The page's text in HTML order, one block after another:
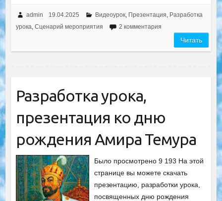
admin 19.04.2025 Видеоурок, Презентация, Разработка
урока, Сценарий мероприятия 2 комментария
Читать
Разработка урока,
презентация ко дню
рождения Амира Темура
Было просмотрено 9 193 На этой
странице вы можете скачать
презентацию, разработки урока,
посвященных дню рождения